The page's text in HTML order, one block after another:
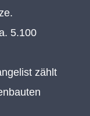
5.100
zählt